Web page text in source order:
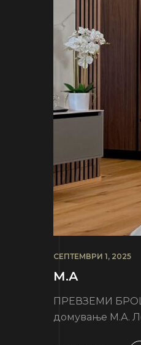
СЕПТЕМВРИ 1, 2025
М.А
ПРЕВЗЕМИ
домување М.А.